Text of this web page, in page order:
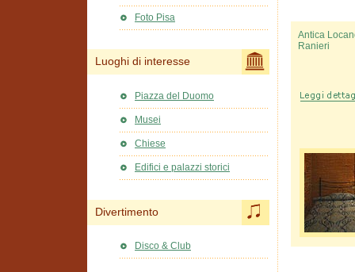
Antica
Ranieri
Foto Pisa
Luoghi di interesse
Piazza del Duomo
Musei
Chiese
Edifici e palazzi storici
Divertimento
Disco & Club